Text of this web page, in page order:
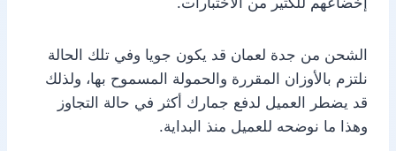
الشحن من جدة لعمان قد يكون جويا وفي تلك الحالة
نلتزم بالأوزان المقررة والحمولة المسموح بها، ولذلك
قد يضطر العميل لدفع جمارك أكثر في حالة التجاوز
وهذا ما نوضحه للعميل منذ البداية.